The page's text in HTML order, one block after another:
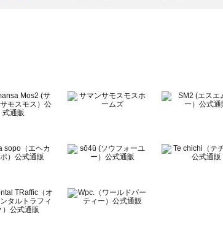
（べティーズブルー）の一覧
ルドパーティー）の一覧